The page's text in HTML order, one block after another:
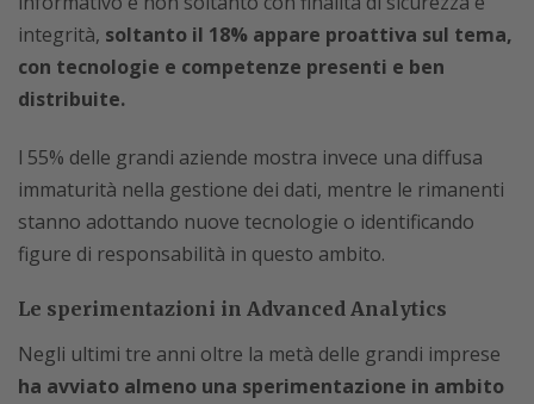
integrità, soltanto il 18% appare proattiva sul tema,
con tecnologie e competenze presenti e ben
distribuite.
l 55% delle grandi aziende mostra invece una diffusa
immaturità nella gestione dei dati, mentre le rimanenti
stanno adottando nuove tecnologie o identificando
figure di responsabilità in questo ambito.
Le sperimentazioni in Advanced Analytics
Negli ultimi tre anni oltre la metà delle grandi imprese
ha avviato almeno una sperimentazione in ambito